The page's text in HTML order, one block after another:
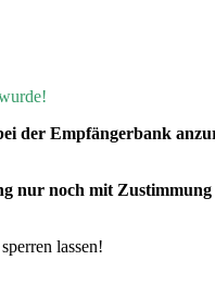
der Empfängerbank
nur noch mit Zustimmung
lassen!